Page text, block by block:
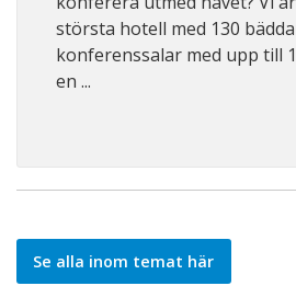
största hotell med 130
konferenssalar med upp till
en ...
Se alla inom temat här